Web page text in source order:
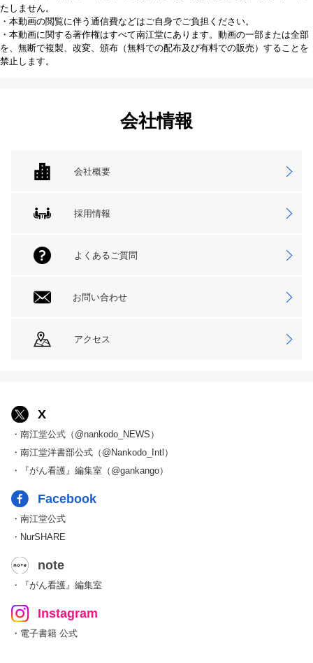
たしません。
・本動画の閲覧に伴う通信費などはご自身でご負担ください。
・本動画に関する著作権はすべて南江堂にあります。動画の一部または全部
を、無断で複製、改変、頒布（無料での配布及び有料での販売）することを
禁止します。
会社情報
会社概要
採用情報
よくあるご質問
お問い合わせ
アクセス
X
・南江堂公式（@nankodo_NEWS）
・南江堂洋書部公式（@Nankodo_Intl）
・『がん看護』編集室（@gankango）
Facebook
・南江堂公式
・NurSHARE
note
・『がん看護』編集室
Instagram
・電子書籍 公式